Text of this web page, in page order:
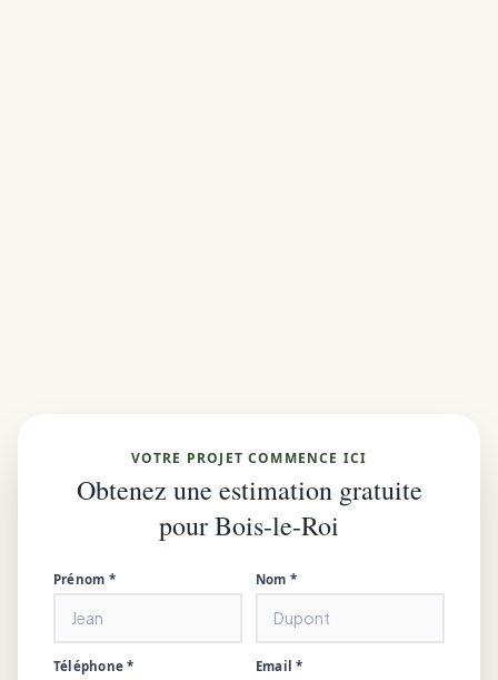
VOTRE PROJET COMMENCE ICI
Obtenez une estimation gratuite
pour Bois-le-Roi
Prénom * Nom *
Téléphone * Email *